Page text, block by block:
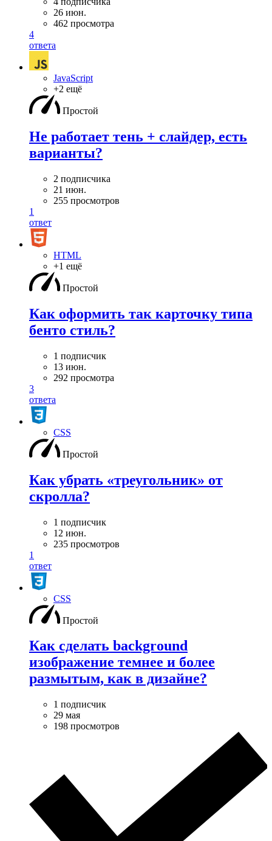
26 июн.
462 просмотра
4
ответа
JavaScript
+2 ещё
Простой
Не работает тень + слайдер, есть
варианты?
2 подписчика
21 июн.
255 просмотров
1
ответ
HTML
+1 ещё
Простой
Как оформить так карточку типа
бенто стиль?
1 подписчик
13 июн.
292 просмотра
3
ответа
CSS
Простой
Как убрать «треугольник» от
скролла?
1 подписчик
12 июн.
235 просмотров
1
ответ
CSS
Простой
Как сделать background
изображение темнее и более
размытым, как в дизайне?
1 подписчик
29 мая
198 просмотров